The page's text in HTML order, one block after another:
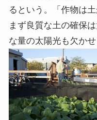
るという。「作物は
まず良質な土の確保
な量の太陽光も欠かせ